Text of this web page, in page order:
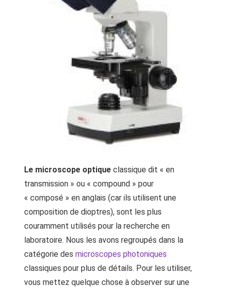
Le microscope optique classique dit « en
transmission » ou « compound » pour
« composé » en anglais (car ils utilisent une
composition de dioptres), sont les plus
couramment utilisés pour la recherche en
laboratoire. Nous les avons regroupés dans la
catégorie desmicroscopes photoniques
classiques pour plus de détails. Pour les utiliser,
vous mettez quelque chose à observer sur une